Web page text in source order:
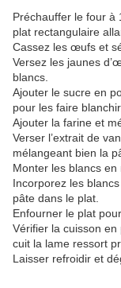
Préchauffer le four à
plat rectangulaire
Cassez les œufs et
Versez les jaunes
blancs.
Ajouter le sucre en
pour les faire blanchir.
Ajouter la farine et
Verser l’extrait de
mélangeant bien la
Monter les blancs en
Incorporez les
pâte dans le plat.
Enfourner le plat
Vérifier la cuisson en
cuit la lame ressort
Laisser refroidir et